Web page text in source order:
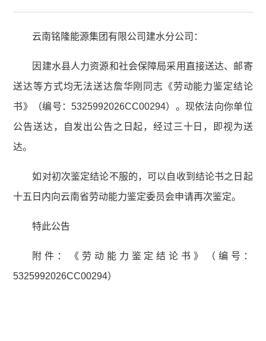
云南铭隆能源集团有限公司建水分公司：
因建水县人力资源和社会保障局采用直接送达、邮寄
送达等方式均无法送达詹华刚同志《劳动能力鉴定结论
书》（编号：5325992026CC00294）。现依法向你单位
公告送达，自发出公告之日起，经过三十日，即视为送
达。
如对初次鉴定结论不服的，可以自收到结论书之日起
十五日内向云南省劳动能力鉴定委员会申请再次鉴定。
特此公告
附件：《劳动能力鉴定结论书》（编号：
5325992026CC00294）